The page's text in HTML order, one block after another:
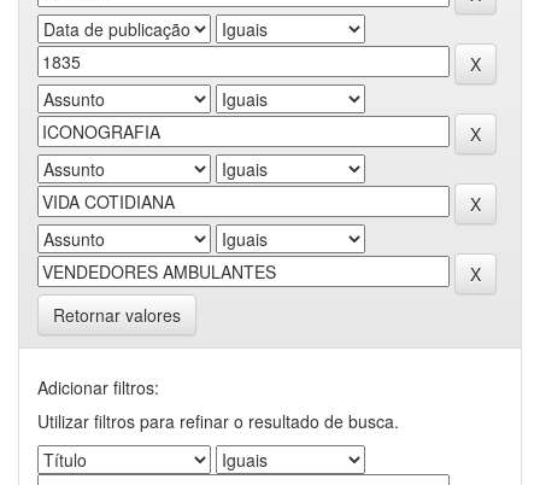
Retornar valores
Adicionar filtros:
Utilizar filtros para refinar o resultado de busca.